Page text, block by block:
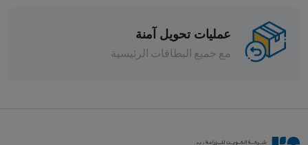
عمليات تحويل آمنة
مع جميع البطاقات الرئيسية